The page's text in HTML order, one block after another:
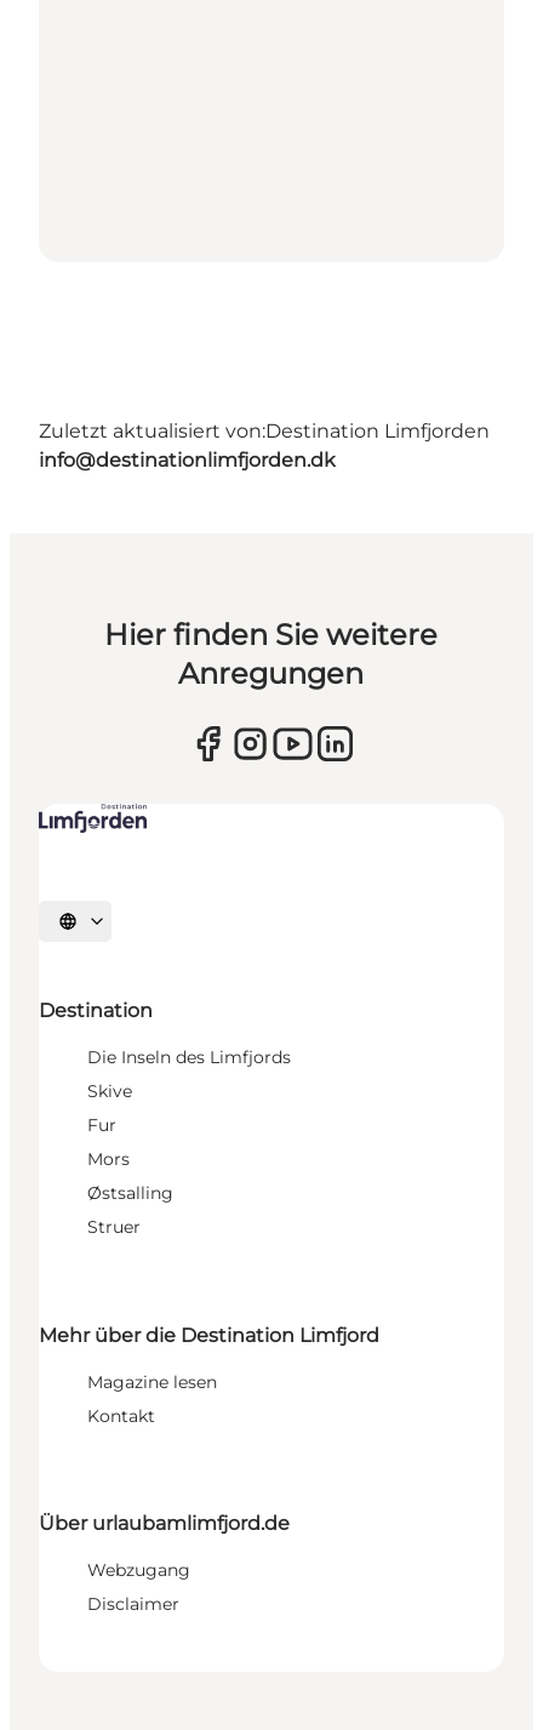
Zuletzt aktualisiert von:Destination Limfjorden
info@destinationlimfjorden.dk
Hier finden Sie weitere
Anregungen
Sprache auswählen
Destination
Die Inseln des Limfjords
Skive
Fur
Mors
Østsalling
Struer
Mehr über die Destination Limfjord
Magazine lesen
Kontakt
Über urlaubamlimfjord.de
Webzugang
Disclaimer